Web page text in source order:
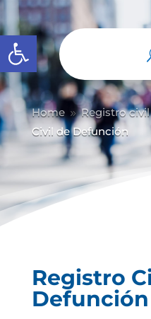
Abrir barra de
Home 9 Registro
Civil de Defunción
Registro
Defunción